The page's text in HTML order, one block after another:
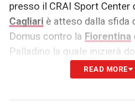
presso il CRAI Sport Center
Cagliari è atteso dalla sfida
Domus contro la Fiorentina
Palladino la quale inizierà
dalle ore 15.00. Oggi un
formazione sarda non si è
READ MORE